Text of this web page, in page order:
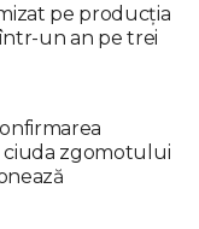
pe producția
un an pe trei
ciuda zgomotului